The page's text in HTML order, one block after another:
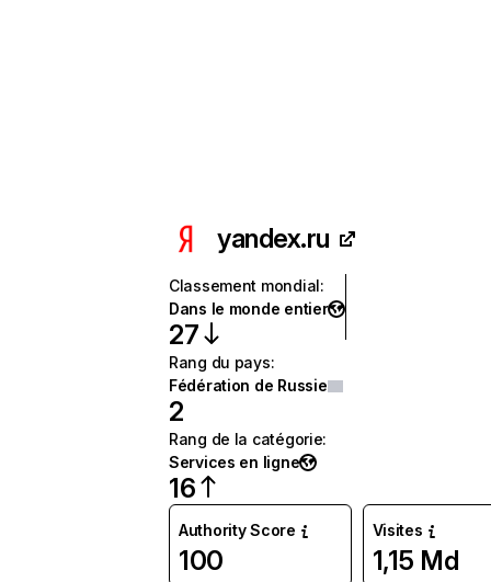
yandex.ru
Classement mondial:
Dans le monde entier
27
Rang du pays:
Fédération de Russie
2
Rang de la catégorie:
Services en ligne
16
Authority Score
100
Visites
1,15 Md